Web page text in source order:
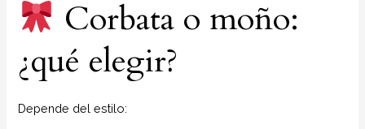
Corbata o moño:
¿qué elegir?
Depende del estilo: